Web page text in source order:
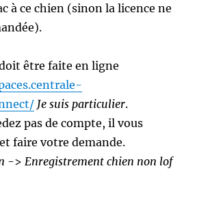
à ce chien (sinon la licence ne
être faite en ligne
Je suis particulier.
pas de compte, il vous
faire votre demande.
-> Enregistrement chien non lof